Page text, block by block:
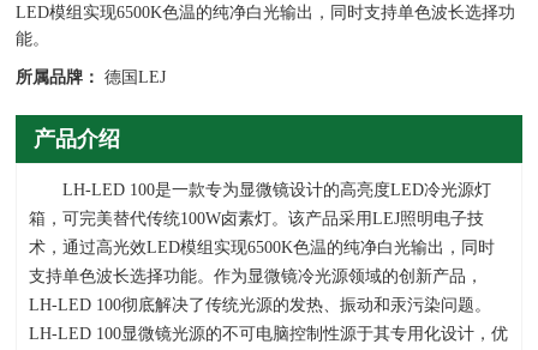
LED模组实现6500K色温的纯净白光输出，同时支持单色波长选择功
能。
所属品牌： 德国LEJ
产品介绍
LH-LED 100是一款专为显微镜设计的高亮度LED冷光源灯
箱，可完美替代传统100W卤素灯。该产品采用LEJ照明电子技
术，通过高光效LED模组实现6500K色温的纯净白光输出，同时
支持单色波长选择功能。作为显微镜冷光源领域的创新产品，
LH-LED 100彻底解决了传统光源的发热、振动和汞污染问题。
LH-LED 100显微镜光源的不可电脑控制性源于其专用化设计，优